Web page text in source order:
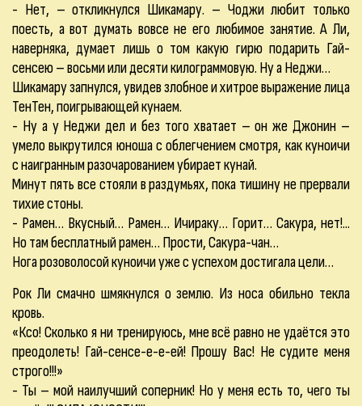
- Нет, – откликнулся Шикамару. – Чоджи любит только
поесть, а вот думать вовсе не его любимое занятие. А Ли,
наверняка, думает лишь о том какую гирю подарить Гай-
сенсею – восьми или десяти килограммовую. Ну а Неджи…
Шикамару запнулся, увидев злобное и хитрое выражение лица
ТенТен, поигрывающей кунаем.
- Ну а у Неджи дел и без того хватает – он же Джонин –
умело выкрутился юноша с облегчением смотря, как куноичи
с наигранным разочарованием убирает кунай.
Минут пять все стояли в раздумьях, пока тишину не прервали
тихие стоны.
- Рамен… Вкусный… Рамен… Ичираку… Горит… Сакура, нет!...
Но там бесплатный рамен… Прости, Сакура-чан…
Нога розоволосой куноичи уже с успехом достигала цели…
Рок Ли смачно шмякнулся о землю. Из носа обильно текла
кровь.
«Ксо! Сколько я ни тренируюсь, мне всё равно не удаётся это
преодолеть! Гай-сенсе-е-е-ей! Прошу Вас! Не судите меня
строго!!!»
- Ты – мой наилучший соперник! Но у меня есть то, чего ты